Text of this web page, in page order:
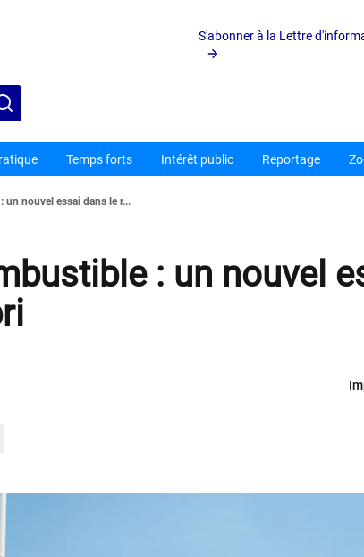
S'abonner à la Lettre
Temps forts Intérêt public Reportage
un nouvel essai dans le r...
: un nouvel